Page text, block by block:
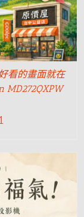
看的畫面就在
MD272QXPW